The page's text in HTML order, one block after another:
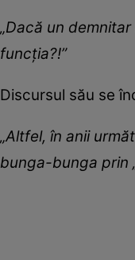
„Dacă un
funcția?!”
Discursul său se
„Altfel, în anii
bunga-bunga prin